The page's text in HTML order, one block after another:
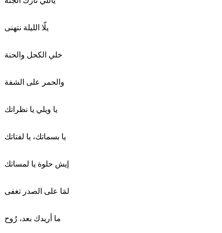
يلّا الليلة نتهنى
خلي الكحل والحنة
والحمر على الشفة
يا ويلي يا نظراتك
يا بسماتك، يا لفتاتك
إيش حلوة يا لمساتك
لمَا على الصدر تغفى
ما أريدك بعد، رُوح